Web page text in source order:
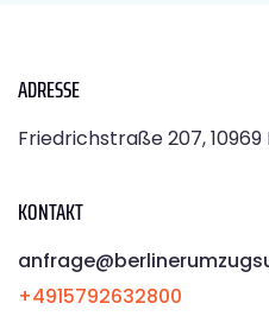
ADRESSE
Friedrichstraße 207, 10969
KONTAKT
+4915792632800